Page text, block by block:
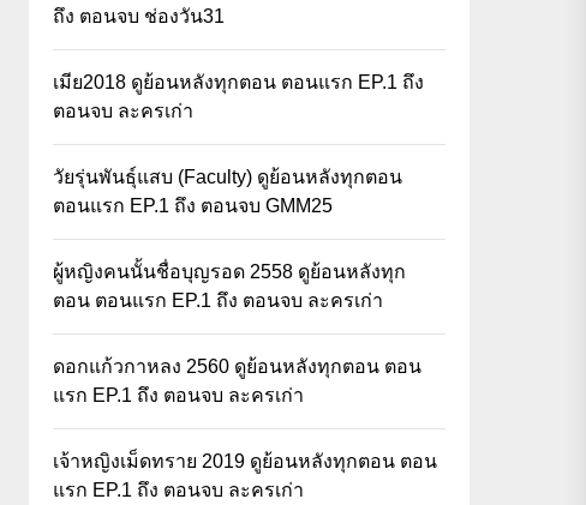
ถึง ตอนจบ ช่องวัน31
เมีย2018 ดูย้อนหลังทุกตอน ตอนแรก EP.1 ถึง
ตอนจบ ละครเก่า
วัยรุ่นพันธุ์แสบ (Faculty) ดูย้อนหลังทุกตอน
ตอนแรก EP.1 ถึง ตอนจบ GMM25
ผู้หญิงคนนั้นชื่อบุญรอด 2558 ดูย้อนหลังทุก
ตอน ตอนแรก EP.1 ถึง ตอนจบ ละครเก่า
ดอกแก้วกาหลง 2560 ดูย้อนหลังทุกตอน ตอน
แรก EP.1 ถึง ตอนจบ ละครเก่า
เจ้าหญิงเม็ดทราย 2019 ดูย้อนหลังทุกตอน ตอน
แรก EP.1 ถึง ตอนจบ ละครเก่า